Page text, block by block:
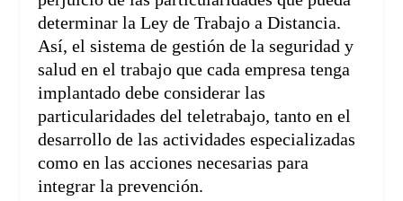
determinar la Ley de Trabajo a Distancia.
Así, el sistema de gestión de la seguridad y
salud en el trabajo que cada empresa tenga
implantado debe considerar las
particularidades del teletrabajo, tanto en el
desarrollo de las actividades especializadas
como en las acciones necesarias para
integrar la prevención.